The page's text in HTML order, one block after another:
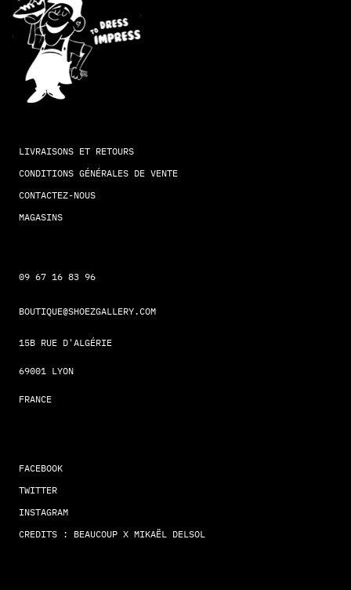
LIVRAISONS ET RETOURS
CONDITIONS GÉNÉRALES DE VENTE
CONTACTEZ-NOUS
MAGASINS
09 67 16 83 96
BOUTIQUE@SHOEZGALLERY.COM
15B RUE D'ALGÉRIE
69001 LYON
FRANCE
FACEBOOK
TWITTER
INSTAGRAM
CREDITS : BEAUCOUP X MIKAËL DELSOL